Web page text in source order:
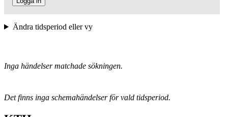
Ändra tidsperiod eller vy
Inga händelser matchade sökningen.
Det finns inga schemahändelser för vald tidsperiod.